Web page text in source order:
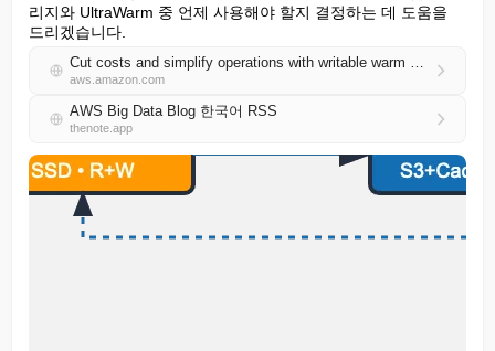
리지와 UltraWarm 중 언제 사용해야 할지 결정하는 데 도움을
드리겠습니다.
Cut costs and simplify operations with writable warm storage in Amazon OpenSearch Service
aws.amazon.com
AWS Big Data Blog 한국어 RSS
thenote.app